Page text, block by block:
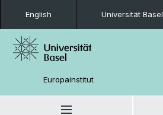
English Universität Basel
Europainstitut